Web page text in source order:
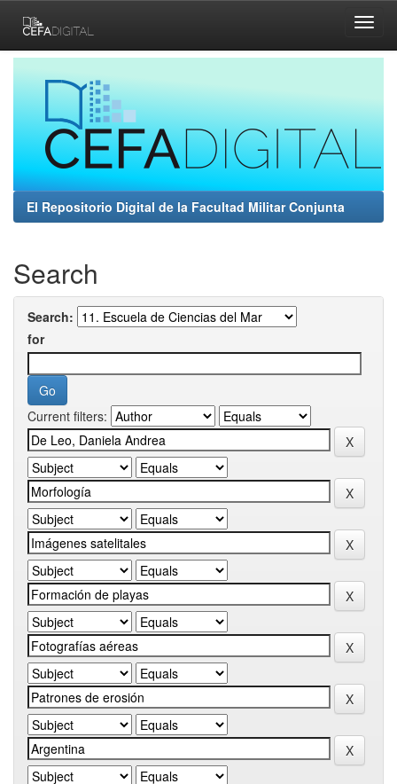
navigation
El Repositorio Digital de la Facultad Militar Conjunta
Search
Search:
for
Current filters: